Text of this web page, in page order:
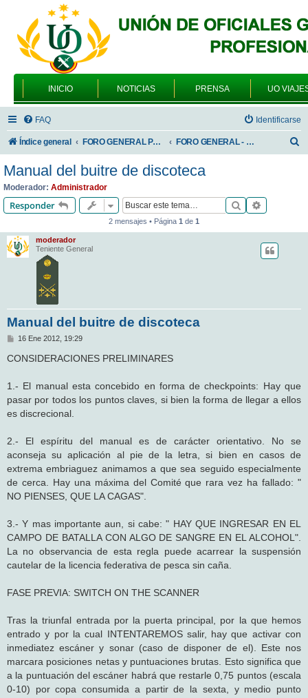
INICIO NOTICIAS PRENSA UO
FAQ Identificarse
Índice general FORO GENERAL PARA TODOS LOS USUARIOS FORO GENERAL - SONRIA, POR FAVOR
r
Manual del buitre de discoteca
Moderador: Administrador
Responder Buscar
2 mensajes • Página 1 de 1
moderador
Teniente General
Manual del buitre de discoteca
M
n
s
16 Ene 2012, 19:29
CONSIDERACIONES PRELIMINARES
1.- El manual esta concebido en forma de checkpoints: Hay que
pasar por todos los puntos claves, si bien la forma de llegar a ellos
es discrecional.
2.- El espíritu del manual es de carácter orientativo. No se
aconseja su aplicación al pie de la letra, si bien en casos de
extrema embriaguez animamos a que sea seguido especialmente
de cerca. Hay una máxima del Comité que rara vez ha fallado: "
NO PIENSES, QUE LA CAGAS".
3.- Y mas importante aun, si cabe: " HAY QUE INGRESAR EN EL
CAMPO DE BATALLA CON ALGO DE SANGRE EN EL ALCOHOL".
La no observancia de esta regla puede acarrear la suspensión
cautelar de la licencia federativa de pesca sin caña.
FASE PREVIA: SWITCH ON THE SCANNER
Tras la triunfal entrada por la puerta principal, por la que hemos
entrado y por la cual INTENTAREMOS salir, hay que activar con
inmediatez escáner y sonar (caso de disponer de el). Este nos
marcara posiciones netas y puntuaciones brutas. Esto significa que
a la puntuación del escáner habrá que restarle 0,75 puntos (escala
0-10) por copa consumida a partir de la sexta, y medio punto